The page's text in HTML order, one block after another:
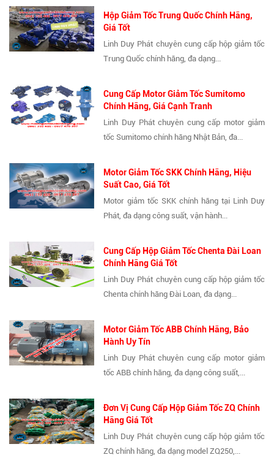
Hộp Giảm Tốc Trung Quốc Chính Hãng,
Giá Tốt
Linh Duy Phát chuyên cung cấp hộp giảm tốc
Trung Quốc chính hãng, đa dạng...
Cung Cấp Motor Giảm Tốc Sumitomo
Chính Hãng, Giá Cạnh Tranh
Linh Duy Phát chuyên cung cấp motor giảm
tốc Sumitomo chính hãng Nhật Bản, đa...
Motor Giảm Tốc SKK Chính Hãng, Hiệu
Suất Cao, Giá Tốt
Motor giảm tốc SKK chính hãng tại Linh Duy
Phát, đa dạng công suất, vận hành...
Cung Cấp Hộp Giảm Tốc Chenta Đài Loan
Chính Hãng Giá Tốt
Linh Duy Phát chuyên cung cấp hộp giảm tốc
Chenta chính hãng Đài Loan, đa dạng...
Motor Giảm Tốc ABB Chính Hãng, Bảo
Hành Uy Tín
Linh Duy Phát chuyên cung cấp motor giảm
tốc ABB chính hãng, đa dạng công suất,...
Đơn Vị Cung Cấp Hộp Giảm Tốc ZQ Chính
Hãng Giá Tốt
Linh Duy Phát chuyên cung cấp hộp giảm tốc
ZQ chính hãng, đa dạng model ZQ250,...